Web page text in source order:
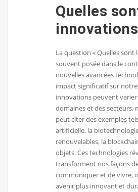
Quelles
La question « Quelles sont
souvent posée dans le
nouvelles avancées
impact significatif sur notre
innovations peuvent
domaines et des secteurs,
peut citer des exemples
artificielle, la
renouvelables, la
objets. Ces technologies
transforment nos façons
communiquer et de vivre,
avenir plus innovant et